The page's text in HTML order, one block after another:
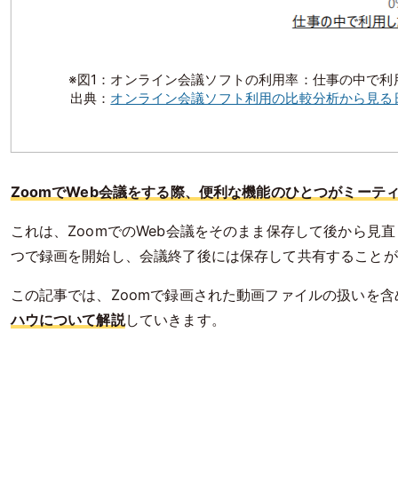
※図1： オンライン会議ソフトの利用率：仕事の中で
出典： オンライン会議ソフト利用の比較分析から見
ZoomでWeb会議をする際、便利な機能のひとつがミーテ
これは、ZoomでのWeb会議をそのまま保存して後から見
つで録画を開始し、会議終了後には保存して共有すること
この記事では、Zoomで録画された動画ファイルの扱いを含
ハウについて解説していきます。